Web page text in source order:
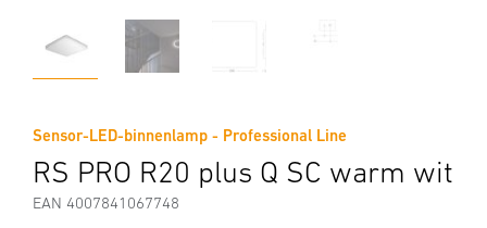
Sensor-LED-binnenlamp - Professional Line
RS PRO R20 plus Q SC warm wit
EAN 4007841067748